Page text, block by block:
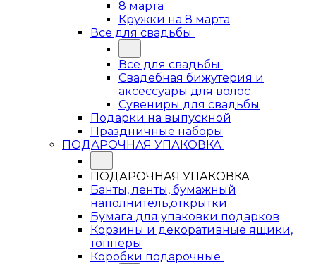
8 марта
Кружки на 8 марта
Все для свадьбы
Все для свадьбы
Свадебная бижутерия и
аксессуары для волос
Сувениры для свадьбы
Подарки на выпускной
Праздничные наборы
ПОДАРОЧНАЯ УПАКОВКА
ПОДАРОЧНАЯ УПАКОВКА
Банты, ленты, бумажный
наполнитель,открытки
Бумага для упаковки подарков
Корзины и декоративные ящики,
топперы
Коробки подарочные